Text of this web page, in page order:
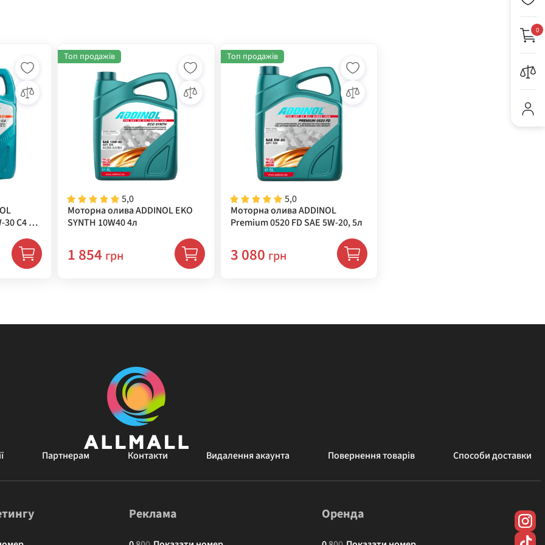
0
30 C4 5л
5,0
Моторна олива ADDINOL EKO
SYNTH 10W40 4л
Топ продажів
1 854 грн
5,0
Моторна олива ADDINOL
Premium 0520 FD SAE 5W-20, 5л
Топ продажів
3 080 грн
Партнерам Контакти Видалення акаунта Повернення товарів Способи доставки
Реклама Оренда